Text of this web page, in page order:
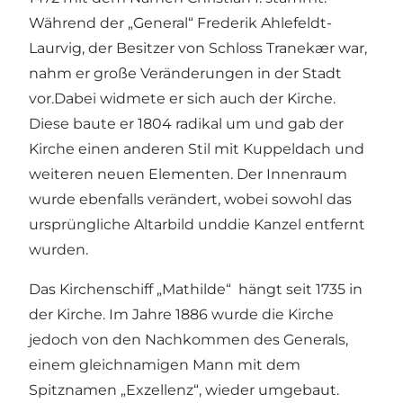
Während der „General“ Frederik Ahlefeldt-
Laurvig, der Besitzer von Schloss Tranekær war,
nahm er große Veränderungen in der Stadt
vor.Dabei widmete er sich auch der Kirche.
Diese baute er 1804 radikal um und gab der
Kirche einen anderen Stil mit Kuppeldach und
weiteren neuen Elementen. Der Innenraum
wurde ebenfalls verändert, wobei sowohl das
ursprüngliche Altarbild unddie Kanzel entfernt
wurden.
Das Kirchenschiff „Mathilde“ hängt seit 1735 in
der Kirche. Im Jahre 1886 wurde die Kirche
jedoch von den Nachkommen des Generals,
einem gleichnamigen Mann mit dem
Spitznamen „Exzellenz“, wieder umgebaut.